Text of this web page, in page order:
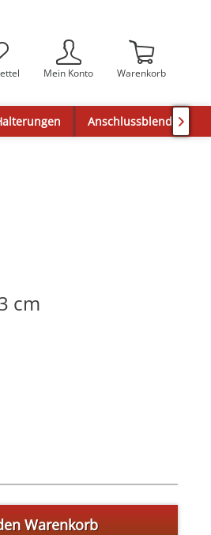
Mein Konto Warenkorb
Anschlussblenden

cm
Warenkorb